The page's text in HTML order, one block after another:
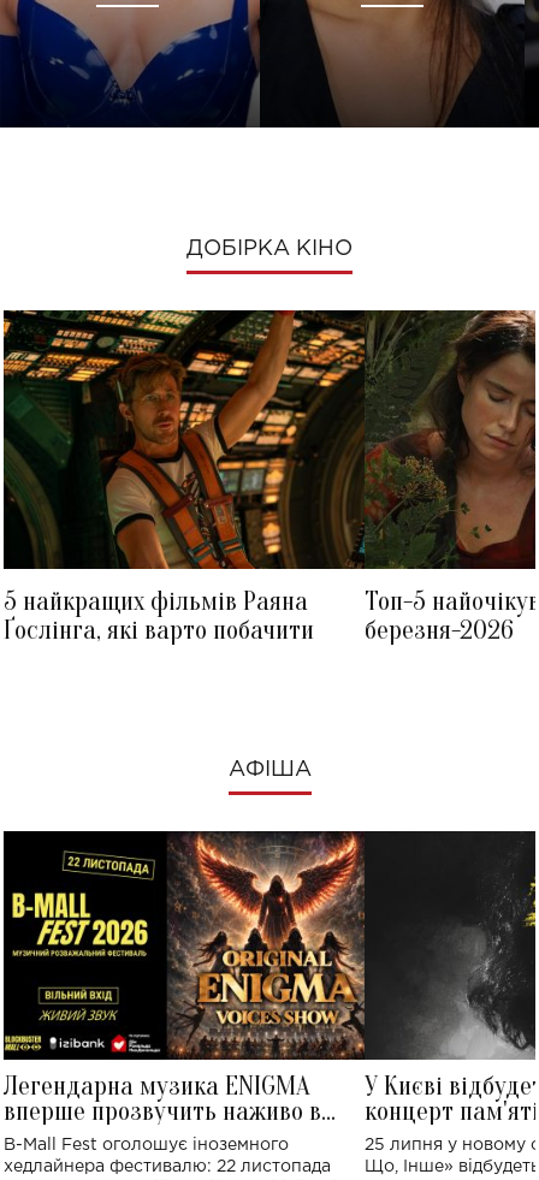
ДОБІРКА КІНО
5 найкращих фільмів Раяна
Ґослінга, які варто побачити
Топ-5
березня-2026
АФІША
Легендарна музика ENIGMA
вперше прозвучить наживо в
Україні: де відбудеться концерт
B-Mall Fest оголошує іноземного
хедлайнера фестивалю: 22 листопада
У Києві
концерт
Клименка:
виконають
25 липня у новому
Що, Інше»